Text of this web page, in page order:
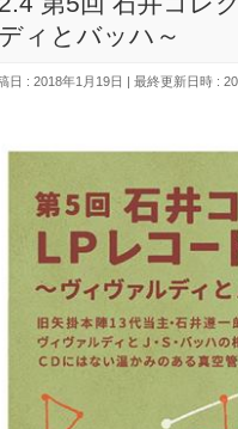
ディとバッハ～
日 : 2018年1月19日 最終更新日時 :